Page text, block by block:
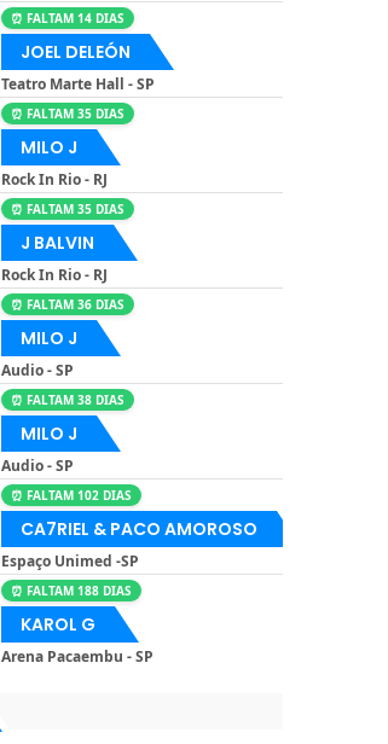
⏰ FALTAM 14 DIAS
JOEL DELEÓN
Teatro Marte Hall - SP
⏰ FALTAM 35 DIAS
MILO J
Rock In Rio - RJ
⏰ FALTAM 35 DIAS
J BALVIN
Rock In Rio - RJ
⏰ FALTAM 36 DIAS
MILO J
Audio - SP
⏰ FALTAM 38 DIAS
MILO J
Audio - SP
⏰ FALTAM 102 DIAS
CA7RIEL & PACO AMOROSO
Espaço Unimed -SP
⏰ FALTAM 188 DIAS
KAROL G
Arena Pacaembu - SP